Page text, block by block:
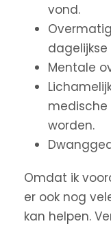
vond.
Mentale
medische
worden.
Omdat ik
er ook nog
kan helpen.